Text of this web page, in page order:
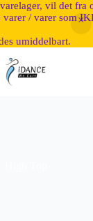
vil det fra
varer / varer som
umiddelbart.